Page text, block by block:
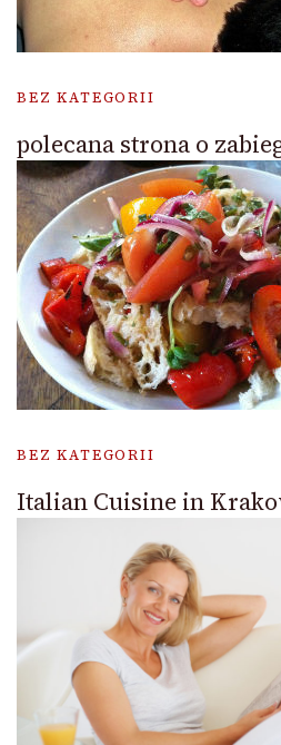
BEZ KATEGORII
polecana strona o
BEZ KATEGORII
Italian Cuisine in